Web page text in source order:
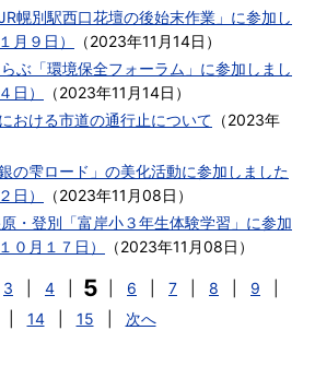
幌別駅西口花壇の後始末作業」に参加し
月９日）
（2023年11月14日 ）
ぶ「環境保全フォーラム」に参加しまし
日）
（2023年11月14日 ）
ける市道の通行止について （2023年
の雫ロード」の美化活動に参加しました
日）
（2023年11月08日 ）
・登別「富岸小３年生体験学習」に参加
０月１７日）
（2023年11月08日 ）
3 4 5 6 7 8 9
14 15 次へ